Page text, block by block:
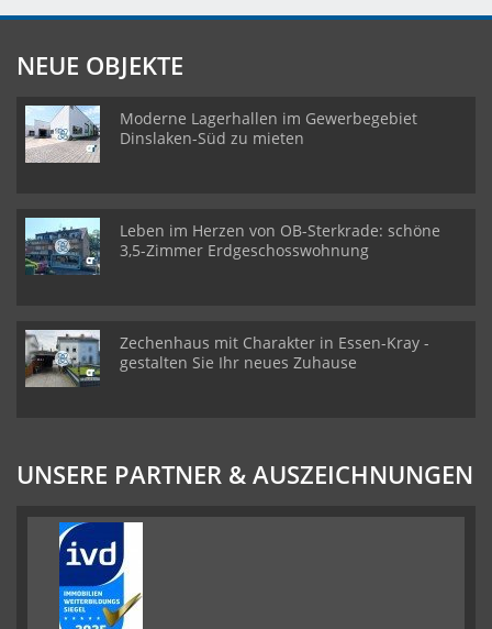
NEUE OBJEKTE
Moderne Lagerhallen im Gewerbegebiet
Dinslaken-Süd zu mieten
Leben im Herzen von OB-Sterkrade: schöne
3,5-Zimmer Erdgeschosswohnung
Zechenhaus mit Charakter in Essen-Kray -
gestalten Sie Ihr neues Zuhause
UNSERE PARTNER & AUSZEICHNUNGEN